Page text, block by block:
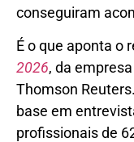
conseguiram
É o que aponta o
2026, da
Thomson
base em
profissionais de